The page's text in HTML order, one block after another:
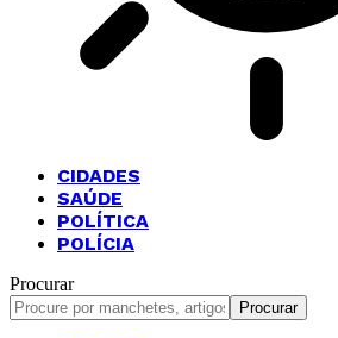
CIDADES
SAÚDE
POLÍTICA
POLÍCIA
Procurar